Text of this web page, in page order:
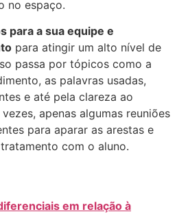
no espaço.
para a sua equipe e
para atingir um alto nível de
passa por tópicos como a
as palavras usadas,
e até pela clareza ao
apenas algumas reuniões
para aparar as arestas e
com o aluno.
em relação à